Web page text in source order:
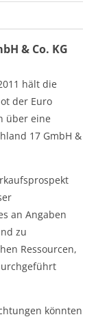
& Co. KG
hält die
der Euro
über eine
17 GmbH &
an Angaben
zu
Ressourcen,
könnten